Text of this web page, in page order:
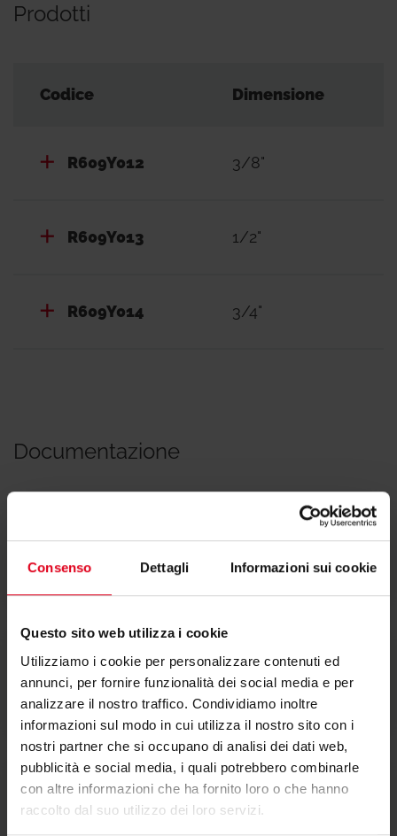
Consenso Dettagli Informazioni sui cookie
Questo sito web utilizza i cookie
Utilizziamo i cookie per personalizzare contenuti ed
annunci, per fornire funzionalità dei social media e per
analizzare il nostro traffico. Condividiamo inoltre
informazioni sul modo in cui utilizza il nostro sito con i
nostri partner che si occupano di analisi dei dati web,
pubblicità e social media, i quali potrebbero combinarle
con altre informazioni che ha fornito loro o che hanno
raccolto dal suo utilizzo dei loro servizi.
Prodotti
Codice Dimensione
R609Y012 3/8"
R609Y013 1/2"
R609Y014 3/4"
Documentazione
Dichiarazione di conformità
Testi di capitolato